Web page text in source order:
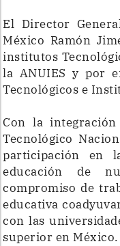
El Director
México Ramón
institutos
la ANUIES y por
Tecnológicos e
Con la
Tecnológico
participación en
educación de
compromiso de
educativa
con las
superior en México.